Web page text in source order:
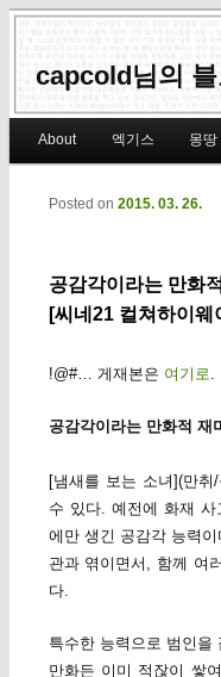
capcold님의 블
Skip to primary content
Skip to secondary
About 엑기스 몽땅
공감각이라는 만화
[씨네21 컬쳐하이웨
Posted on 2015. 03. 26.
!@#… 게재본은 여기로
공감각이라는 만화적 재
[냄새를 보는 소녀](만
수 있다. 예전에 화재
에만 생긴 공감각 능력
관과 엮이면서, 함께 여
다.
특수한 능력으로 범인을
만화든 이미 적잖이 쌓